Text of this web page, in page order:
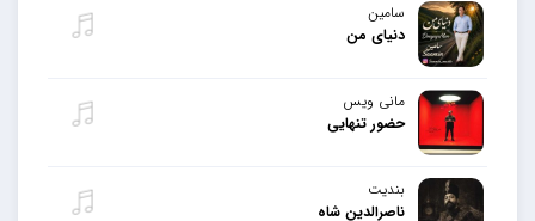
سامین
دنیای من
مانی ویس
حضور تنهایی
بندیت
ناصرالدین شاه